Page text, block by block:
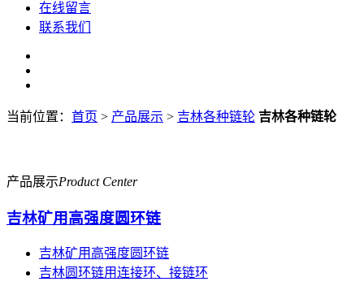
在线留言
联系我们
当前位置： 首页 > 产品展示 > 吉林各种链轮 吉林各种链轮
产品展示Product Center
吉林矿用高强度圆环链
吉林矿用高强度圆环链
吉林圆环链用连接环、接链环